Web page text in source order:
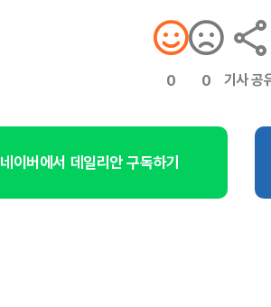
0 0 기사 공
네이버에서 데일리안 구독하기